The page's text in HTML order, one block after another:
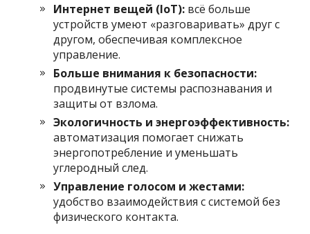
Интернет вещей (IoT): всё больше
устройств умеют «разговаривать» друг с
другом, обеспечивая комплексное
управление.
Больше внимания к безопасности:
продвинутые системы распознавания и
защиты от взлома.
Экологичность и энергоэффективность:
автоматизация помогает снижать
энергопотребление и уменьшать
углеродный след.
Управление голосом и жестами:
удобство взаимодействия с системой без
физического контакта.